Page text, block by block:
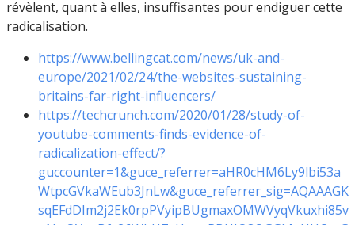
révèlent, quant à elles, insuffisantes pour endiguer cette
radicalisation.
https://www.bellingcat.com/news/uk-and-
europe/2021/02/24/the-websites-sustaining-
britains-far-right-influencers/
https://techcrunch.com/2020/01/28/study-of-
youtube-comments-finds-evidence-of-
radicalization-effect/?
guccounter=1&guce_referrer=aHR0cHM6Ly9lbi53a
WtpcGVkaWEub3JnLw&guce_referrer_sig=AQAAAGK
sqEFdDIm2j2Ek0rpPVyipBUgmaxOMWVyqVkuxhi85v